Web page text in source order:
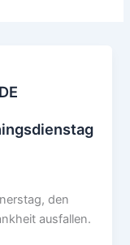
den
ausfallen.